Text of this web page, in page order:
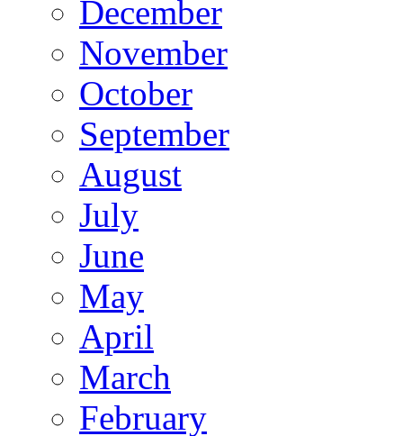
December
November
October
September
August
July
June
May
April
March
February